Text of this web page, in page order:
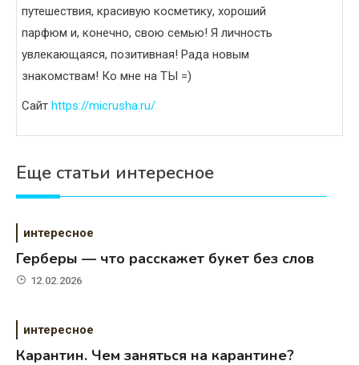
путешествия, красивую косметику, хороший
парфюм и, конечно, свою семью! Я личность
увлекающаяся, позитивная! Рада новым
знакомствам! Ко мне на ТЫ =)
Сайт https://micrusha.ru/
Еще статьи интересное
интересное
Герберы — что расскажет букет без слов
12.02.2026
интересное
Карантин. Чем заняться на карантине?